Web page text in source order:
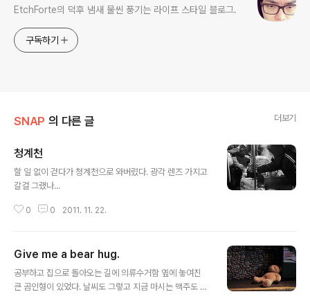
EtchForte의 덕후 냄새 물씬 풍기는 라이프 스타일 블로그.
구독하기
SNAP 의 다른 글 더보기
청계천
할 일 없이 걷다가 청계천으로 와버렸다. 광각 렌즈 가지고
갈걸 그랬나...
0 0 2011. 11. 22.
Give me a bear hug.
공부하고 집으로 돌아오는 길에 의류수거함 옆에 놓여진
큰 곰인형이 있었다. 날씨도 그렇고 지금 마시는 맥주도 그